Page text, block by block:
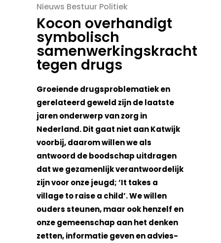
Nieuws Bestuur Politiek
Kocon overhandigt
symbolisch
samenwerkingskracht
tegen drugs
Groeiende drugsproblematiek en
gerelateerd geweld zijn de laatste
jaren onderwerp van zorg in
Nederland. Dit gaat niet aan Katwijk
voorbij, daarom willen we als
antwoord de boodschap uitdragen
dat we gezamenlijk verantwoordelijk
zijn voor onze jeugd; ‘It takes a
village to raise a child’. We willen
ouders steunen, maar ook henzelf en
onze gemeenschap aan het denken
zetten, informatie geven en advies-